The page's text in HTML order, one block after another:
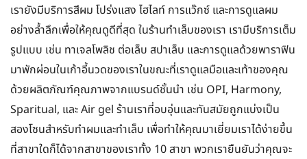
เรายังมีบริการสีผม โปร่งแสง ไฮไลท์ การแว๊กซ์ และการดูแลผม
อย่างล้ำลึกเพื่อให้คุณดูดีที่สุด ในร้านทำเล็บของเรา เรามีบริการเต็ม
รูปแบบ เช่น ทาเจลโพลิช ต่อเล็บ สปาเล็บ และการดูแลด้วยพาราฟิน
มาพักผ่อนในเก้าอี้นวดของเราในขณะที่เราดูแลมือและเท้าของคุณ
ด้วยผลิตภัณฑ์คุณภาพจากแบรนด์ชั้นนำ เช่น OPI, Harmony,
Sparitual, และ Air gel ร้านเราที่อบอุ่นและทันสมัยถูกแบ่งเป็น
สองโซนสำหรับทำผมและทำเล็บ เพื่อทำให้คุณมาเยี่ยมเราได้ง่ายขึ้น
ที่สาขาใดก็ได้จากสาขาของเราทั้ง 10 สาขา พวกเรายืนยันว่าคุณจะ